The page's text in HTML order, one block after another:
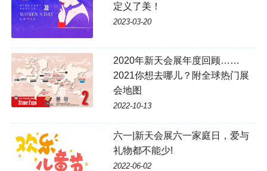
定义了美！
2023-03-20
2020年新天会展年度回顾……
2021你想去哪儿？附全球热门展
会地图
2022-10-13
六一|新天会展六一家庭日，爱与
礼物都不能少!
2022-06-02